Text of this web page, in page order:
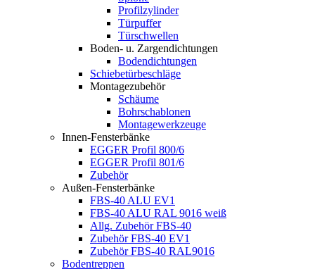
Profilzylinder
Türpuffer
Türschwellen
Boden- u. Zargendichtungen
Bodendichtungen
Schiebetürbeschläge
Montagezubehör
Schäume
Bohrschablonen
Montagewerkzeuge
Innen-Fensterbänke
EGGER Profil 800/6
EGGER Profil 801/6
Zubehör
Außen-Fensterbänke
FBS-40 ALU EV1
FBS-40 ALU RAL 9016 weiß
Allg. Zubehör FBS-40
Zubehör FBS-40 EV1
Zubehör FBS-40 RAL9016
Bodentreppen